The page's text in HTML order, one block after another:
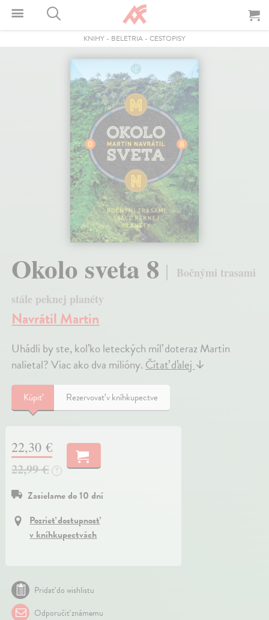
KNIHY - BELETRIA - CESTOPISY
Okolo sveta 8
Bočnými trasami
stále peknej planéty
Navrátil Martin
Uhádli by ste, koľko leteckých míľ doteraz Martin
nalietal? Viac ako dva milióny. Čítať ďalej ↓
Kúpiť Rezervovať v kníhkupectve
22,30 €
22,99 €
?
Zasielame do 10 dní
Pozrieť dostupnosť
v kníhkupectvách
Pridať do wishlistu
Odporučiť známemu